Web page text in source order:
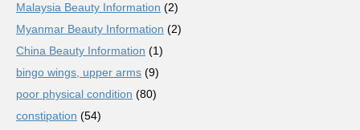
Malaysia Beauty Information (2)
Myanmar Beauty Information (2)
China Beauty Information (1)
bingo wings, upper arms (9)
poor physical condition (80)
constipation (54)